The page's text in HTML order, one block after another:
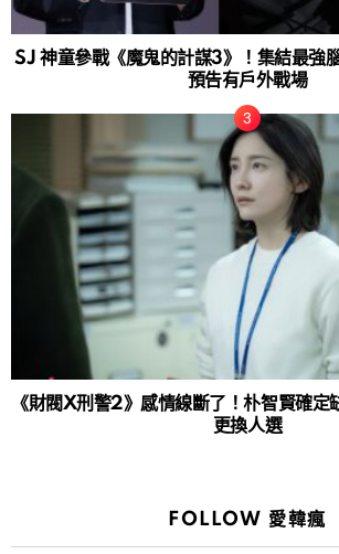
SJ 神童參戰《魔鬼的計謀3》！集結最強
預告有戶外戰場
《財閥X刑警2》感情線斷了！朴智賢確定
更換人選
FOLLOW 愛韓瘋